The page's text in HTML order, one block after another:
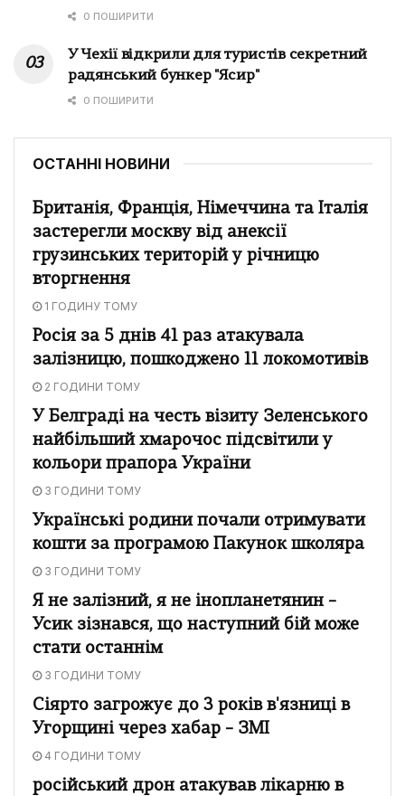
0 ПОШИРИТИ
У Чехії відкрили для туристів секретний
радянський бункер "Ясир"
0 ПОШИРИТИ
ОСТАННІ НОВИНИ
Британія, Франція, Німеччина та Італія
застерегли москву від анексії
грузинських територій у річницю
вторгнення
1 ГОДИНУ ТОМУ
Росія за 5 днів 41 раз атакувала
залізницю, пошкоджено 11 локомотивів
2 ГОДИНИ ТОМУ
У Белграді на честь візиту Зеленського
найбільший хмарочос підсвітили у
кольори прапора України
3 ГОДИНИ ТОМУ
Українські родини почали отримувати
кошти за програмою Пакунок школяра
3 ГОДИНИ ТОМУ
Я не залізний, я не інопланетянин –
Усик зізнався, що наступний бій може
стати останнім
3 ГОДИНИ ТОМУ
Сіярто загрожує до 3 років в'язниці в
Угорщині через хабар – ЗМІ
4 ГОДИНИ ТОМУ
російський дрон атакував лікарню в